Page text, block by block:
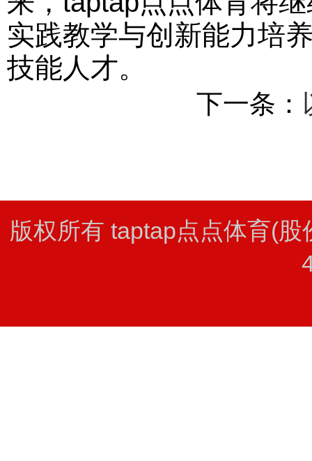
实践教学与创新能力培
技能人才。
下一条：
版权所有 taptap点点体育(